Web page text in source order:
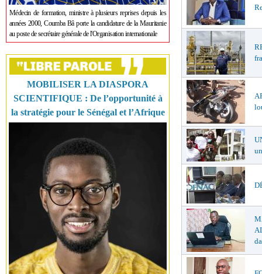
Médecin de formation, ministre à plusieurs reprises depuis les
années 2000, Coumba Bâ porte la candidature de la Mauritanie
au poste de secrétaire générale de l'Organisation internationale
MOBILISER LA DIASPORA
SCIENTIFIQUE : De l’opportunité à
la stratégie pour le Sénégal et l’Afrique